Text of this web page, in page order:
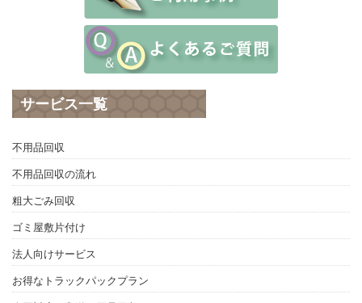
サービス一覧
不用品回収
不用品回収の流れ
粗大ごみ回収
ゴミ屋敷片付け
法人向けサービス
お得なトラックパックプラン